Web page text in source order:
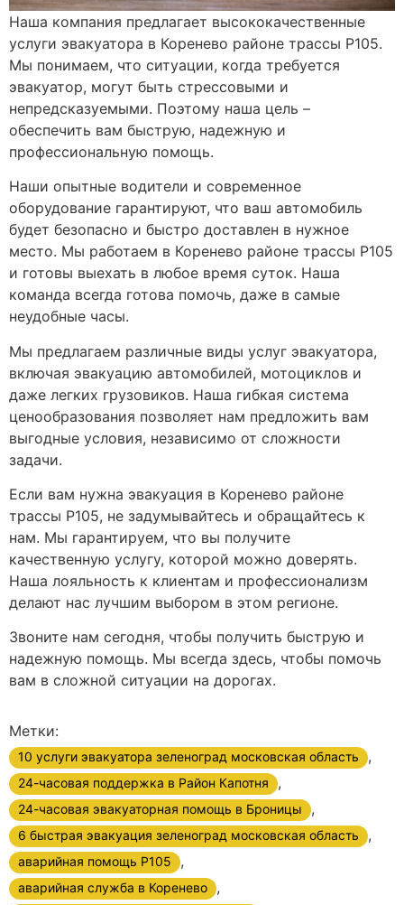
Наша компания предлагает высококачественные
услуги эвакуатора в Коренево районе трассы Р105.
Мы понимаем, что ситуации, когда требуется
эвакуатор, могут быть стрессовыми и
непредсказуемыми. Поэтому наша цель –
обеспечить вам быструю, надежную и
профессиональную помощь.
Наши опытные водители и современное
оборудование гарантируют, что ваш автомобиль
будет безопасно и быстро доставлен в нужное
место. Мы работаем в Коренево районе трассы Р105
и готовы выехать в любое время суток. Наша
команда всегда готова помочь, даже в самые
неудобные часы.
Мы предлагаем различные виды услуг эвакуатора,
включая эвакуацию автомобилей, мотоциклов и
даже легких грузовиков. Наша гибкая система
ценообразования позволяет нам предложить вам
выгодные условия, независимо от сложности
задачи.
Если вам нужна эвакуация в Коренево районе
трассы Р105, не задумывайтесь и обращайтесь к
нам. Мы гарантируем, что вы получите
качественную услугу, которой можно доверять.
Наша лояльность к клиентам и профессионализм
делают нас лучшим выбором в этом регионе.
Звоните нам сегодня, чтобы получить быструю и
надежную помощь. Мы всегда здесь, чтобы помочь
вам в сложной ситуации на дорогах.
Метки:
10 услуги эвакуатора зеленоград московская область ,
24-часовая поддержка в Район Капотня ,
24-часовая эвакуаторная помощь в Броницы ,
6 быстрая эвакуация зеленоград московская область ,
аварийная помощь Р105 ,
аварийная служба в Коренево ,